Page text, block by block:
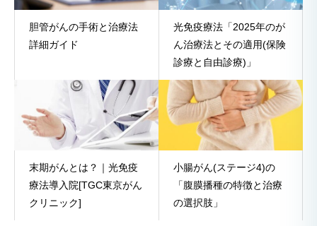
胆管がんの手術と治療法
詳細ガイド
光免疫療法「2025年のが
ん治療法とその適用(保険
診療と自由診療)」
末期がんとは？｜光免疫
療法導入院[TGC東京がん
クリニック]
小腸がん(ステージ4)の
「腹膜播種の特徴と治療
の選択肢」